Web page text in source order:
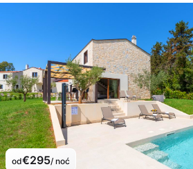
od€295/ noć